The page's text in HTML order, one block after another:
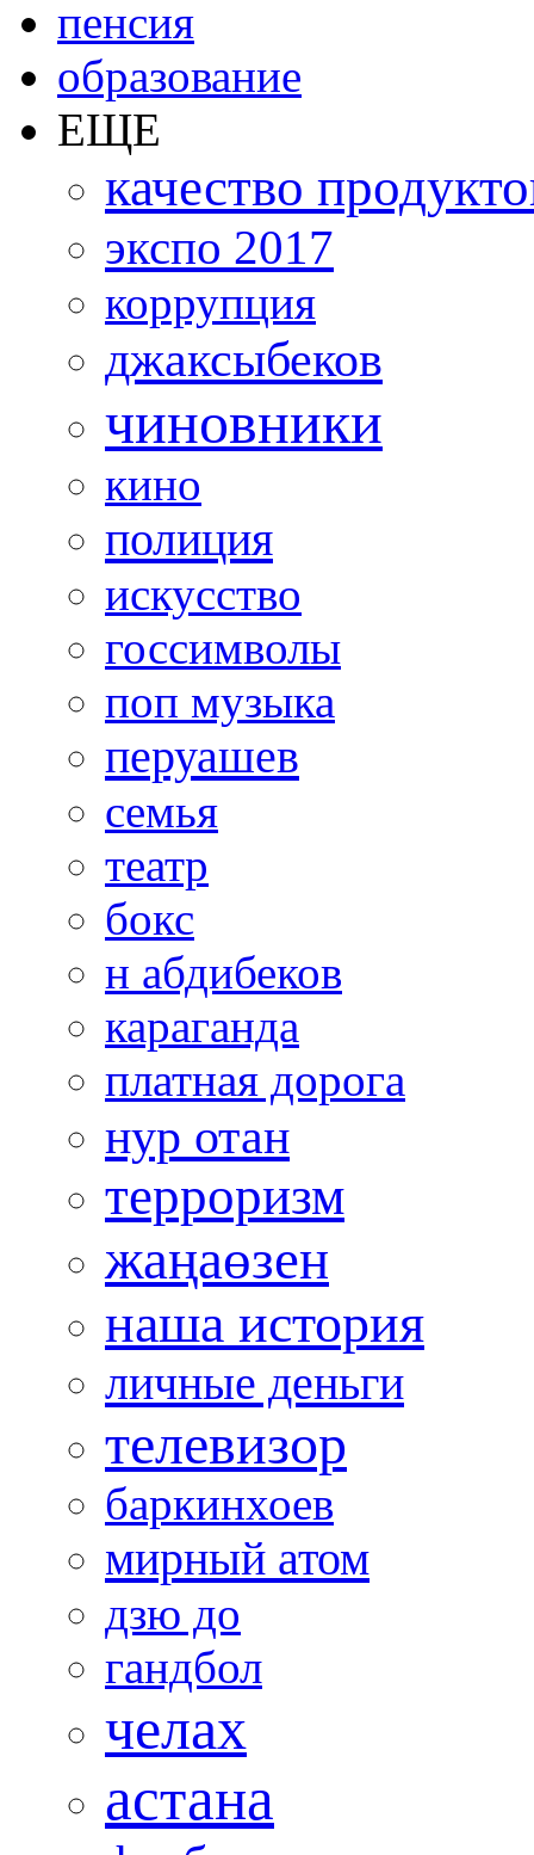
пенсия
образование
ЕЩЕ
качество
экспо 2017
коррупция
джаксыбеков
чиновники
кино
полиция
искусство
госсимволы
поп музыка
перуашев
семья
театр
бокс
н абдибеков
караганда
платная дорога
нур отан
терроризм
жаңаөзен
наша история
личные деньги
телевизор
баркинхоев
мирный атом
дзю до
гандбол
челах
астана